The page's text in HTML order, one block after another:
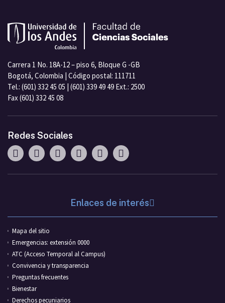
Carrera 1 No. 18A-12 – piso 6, Bloque G -GB
Bogotá, Colombia | Código postal: 111711
Tel.: (601) 332 45 05 | (601) 339 49 49 Ext.: 2500
Fax (601) 332 45 08
Redes Sociales
Enlaces de interés
Mapa del sitio
Emergencias: extensión 0000
ATC (Acceso Temporal al Campus)
Convivencia y transparencia
Preguntas frecuentes
Bienestar
Derechos pecuniarios